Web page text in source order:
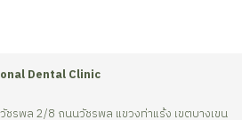
Dental Clinic
ชรพล 2/8 ถนนวัชรพล แขวงท่าแร้ง เขตบางเขน